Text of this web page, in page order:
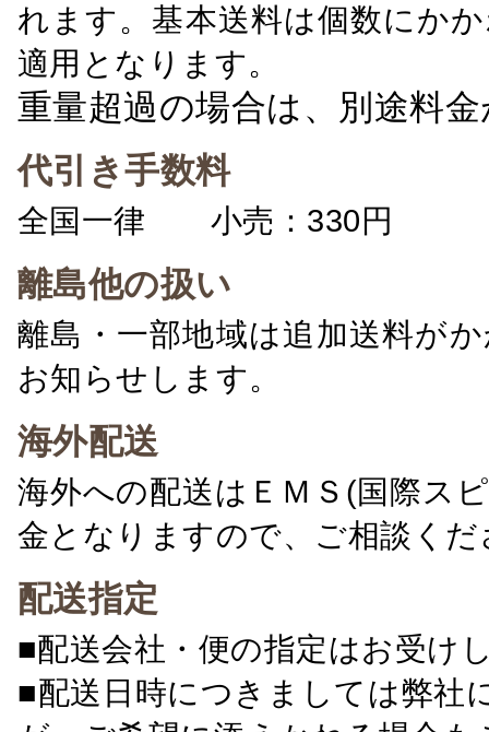
れます。基本送料は個数にか
適用となります。
重量超過の場合は、別途料
代引き手数料
全国一律 小売：330円 卸
離島他の扱い
離島・一部地域は追加送料が
お知らせします。
海外配送
海外への配送はＥＭＳ(国際ス
金となりますので、ご相談くだ
配送指定
■配送会社・便の指定はお受け
■配送日時につきましては弊社